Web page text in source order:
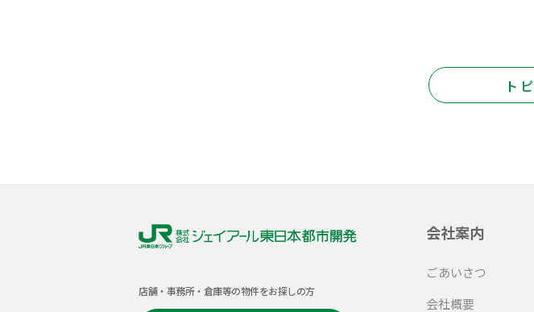
ト
会
店舗・事務所・倉庫等の物件をお探しの方
会社案内
ごあいさつ
会社概要